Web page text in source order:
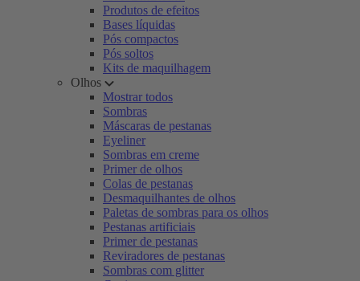
Produtos de efeitos
Bases líquidas
Pós compactos
Pós soltos
Kits de maquilhagem
Olhos
Mostrar todos
Sombras
Máscaras de pestanas
Eyeliner
Sombras em creme
Primer de olhos
Colas de pestanas
Desmaquilhantes de olhos
Paletas de sombras para os olhos
Pestanas artificiais
Primer de pestanas
Reviradores de pestanas
Sombras com glitter